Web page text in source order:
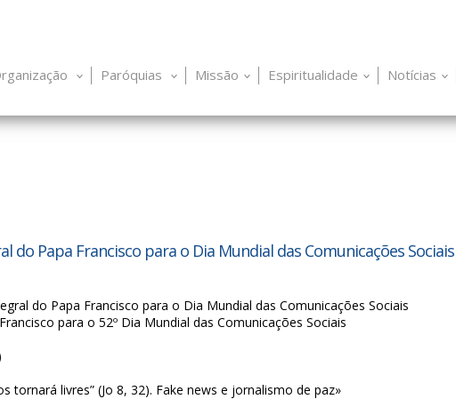
Paróquias Missão Espiritualidade Notícias
do Papa Francisco para o Dia Mundial das Comunicações Sociais
do Papa Francisco para o Dia Mundial das Comunicações Sociais
para o 52º Dia Mundial das Comunicações Sociais
tornará livres” (Jo 8, 32). Fake news e jornalismo de paz»